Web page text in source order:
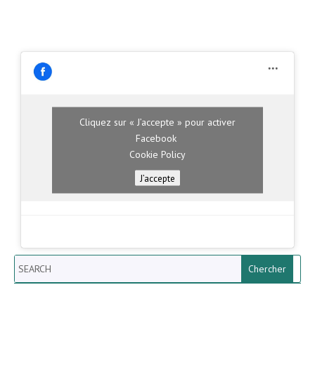
Cliquez sur « J’accepte » pour activer
Facebook
Cookie Policy
J’accepte
Search